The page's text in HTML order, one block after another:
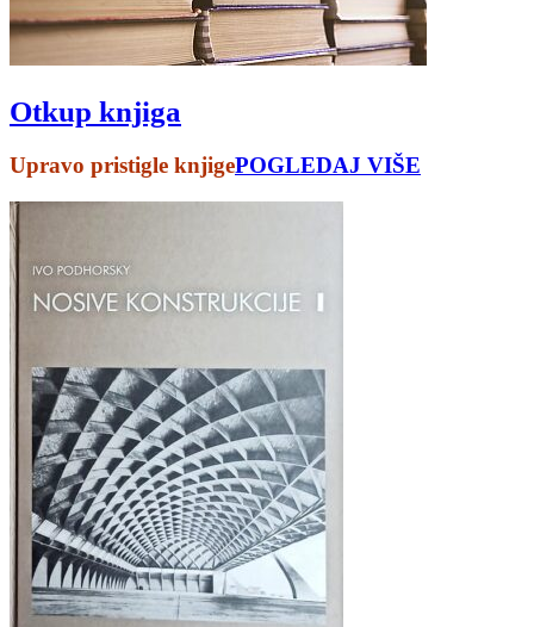
Otkup knjiga
Upravo pristigle knjigePOGLEDAJ VIŠE